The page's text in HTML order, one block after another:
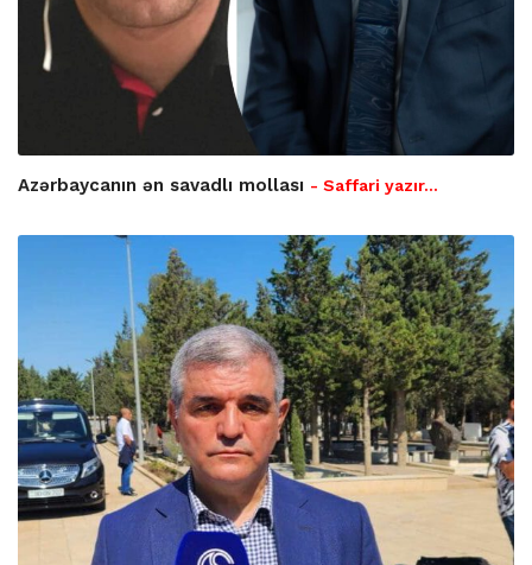
Azərbaycanın ən savadlı mollası - Saffari yazır…